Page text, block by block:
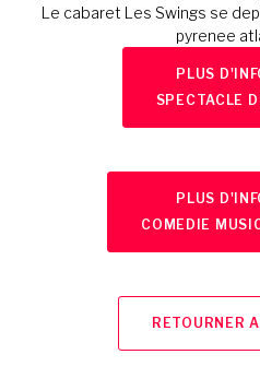
Le cabaret Les Swings se
pyrenee
PLUS
SPECTACLE
PLUS
COMEDIE
RETOURNER